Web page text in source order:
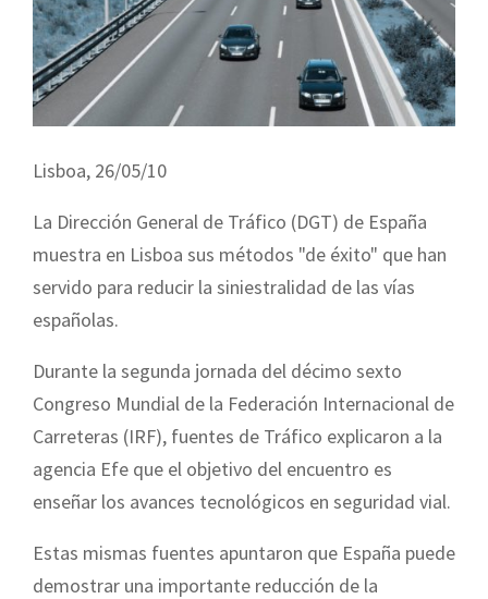
Lisboa, 26/05/10
La Dirección General de Tráfico (DGT) de España
muestra en Lisboa sus métodos "de éxito" que han
servido para reducir la siniestralidad de las vías
españolas.
Durante la segunda jornada del décimo sexto
Congreso Mundial de la Federación Internacional de
Carreteras (IRF), fuentes de Tráfico explicaron a la
agencia Efe que el objetivo del encuentro es
enseñar los avances tecnológicos en seguridad vial.
Estas mismas fuentes apuntaron que España puede
demostrar una importante reducción de la